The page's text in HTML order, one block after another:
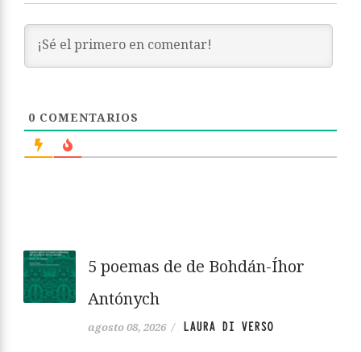
0 COMENTARIOS
5 poemas de de Bohdán-Íhor
Antónych
agosto 08, 2026 / LAURA DI VERSO